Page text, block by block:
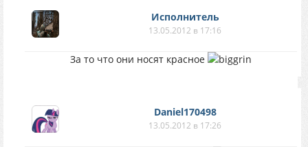
Исполнитель
13.05.2012 в 17:16
За то что они носят красное
Daniel170498
13.05.2012 в 17:26